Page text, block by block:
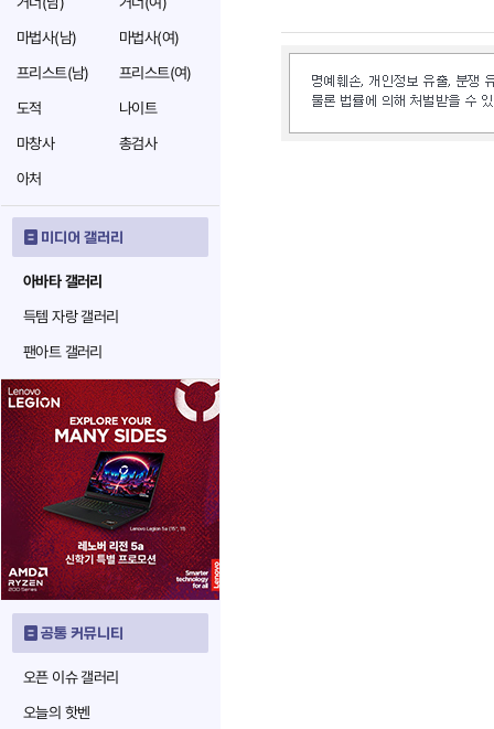
마법사(남)
마법사(여)
프리스트(남)
프리스트(여)
도적
나이트
마창사
총검사
아처
미디어 갤러리
아바타 갤러리
득템 자랑 갤러리
팬아트 갤러리
공통 커뮤니티
오픈 이슈 갤러리
오늘의 핫벤